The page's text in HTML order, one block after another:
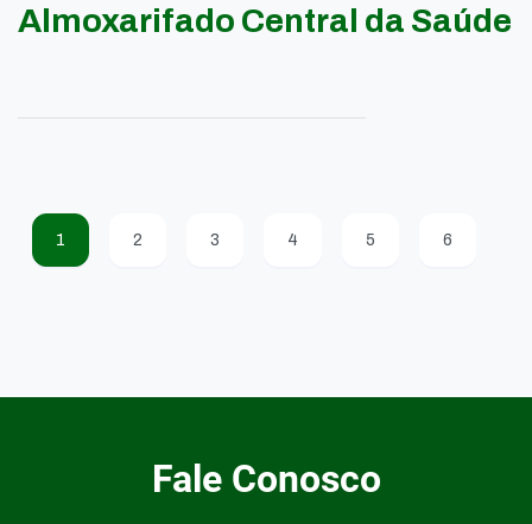
Almoxarifado Central da Saúde
1 2 3 4 5 6
Fale Conosco